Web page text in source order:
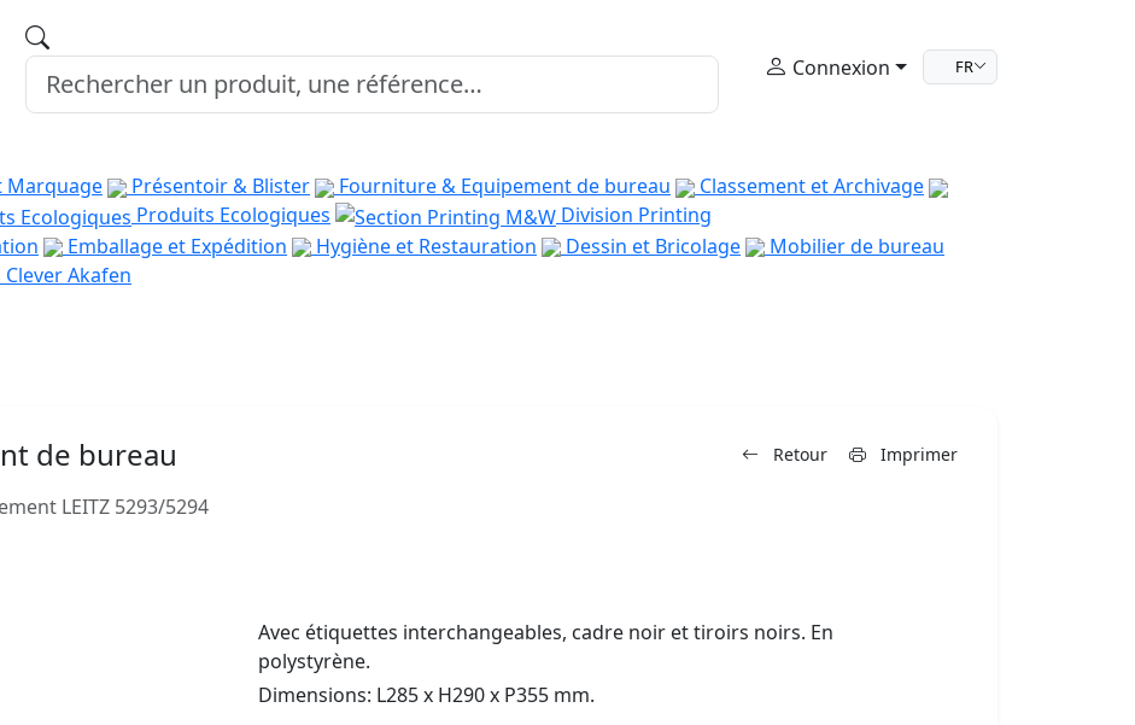
Connexion FR
Marquage Présentoir & Blister Fourniture & Equipement de bureau
Classement et Archivage
Produits Ecologiques
Division Printing
Emballage et Expédition Hygiène et Restauration Dessin et Bricolage
Mobilier de bureau
Akafen
de bureau Retour Imprimer
LEITZ 5293/5294
Avec étiquettes interchangeables, cadre noir et tiroirs noirs. En
polystyrène.
Dimensions: L285 x H290 x P355 mm.